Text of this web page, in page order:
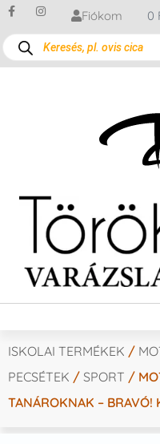
Fiókom 0
ISKOLAI TERMÉKEK /
PECSÉTEK / SPORT /
TANÁROKNAK – BRAVÓ!